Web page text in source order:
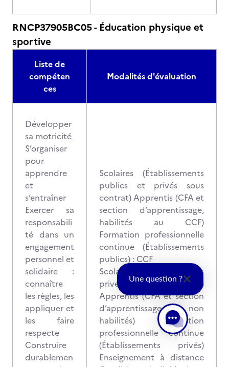
RNCP37905BC05 - Éducation physique et
sportive
Liste de
compéten
ces
Modalités d'évaluation
Développer
sa motricité
S’organiser
pour
apprendre
et
s’entraîner
Exercer sa
responsabili
té dans un
engagement
personnel et
solidaire :
connaître
les règles, les
appliquer et
les faire
respecte
Construire
durablemen
Scolaires (Établissements
publics et privés sous
contrat) Apprentis (CFA et
section d’apprentissage,
habilités au CCF)
Formation professionnelle
continue (Établissements
publics) : CCF
Scolaires (Établissements
privés hors contrat)
Apprentis (CFA et section
d’apprentissage non
habilités) Formation
professionnelle continue
(Établissements privés)
Enseignement à distance
Une question ?